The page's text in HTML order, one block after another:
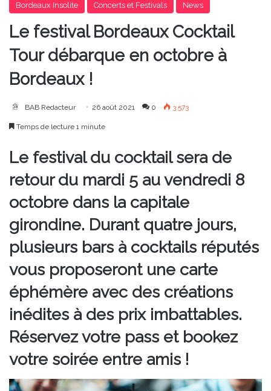
Bordeaux Insolite Concerts et Festivals News
Le festival Bordeaux Cocktail
Tour débarque en octobre à
Bordeaux !
BAB Redacteur 26 août 2021 0 3 573
Temps de lecture 1 minute
Le festival du cocktail sera de
retour du mardi 5 au vendredi 8
octobre dans la capitale
girondine. Durant quatre jours,
plusieurs bars à cocktails réputés
vous proposeront une carte
éphémère avec des créations
inédites à des prix imbattables.
Réservez votre pass et bookez
votre soirée entre amis !